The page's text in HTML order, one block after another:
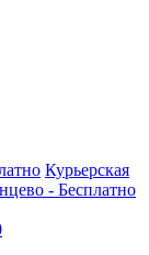
Курьерская
- Бесплатно